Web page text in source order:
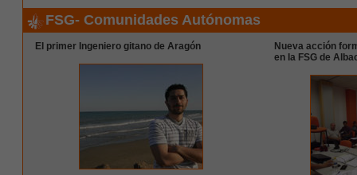
FSG- Comunidades Autónomas
El primer Ingeniero gitano de Aragón
Nueva acción
en la FSG de